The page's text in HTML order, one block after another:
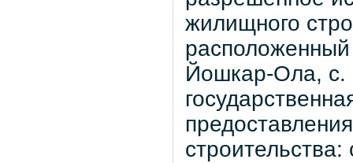
жилищного
Йошкар-Ола, с.